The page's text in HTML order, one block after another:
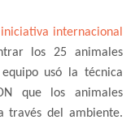
iniciativa internacional
los 25 animales
usó la técnica
que los animales
través del ambiente.